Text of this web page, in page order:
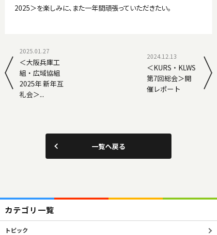
2025＞を楽しみに、また一年間頑張っていただきたい。
2025.01.27
＜大阪兵庫工
組・広域協組
2025年 新年互
礼会＞...
2024.12.13
＜KURS・KLWS
第7回総会＞開
催レポート
一覧へ戻る
カテゴリ一覧
トピック